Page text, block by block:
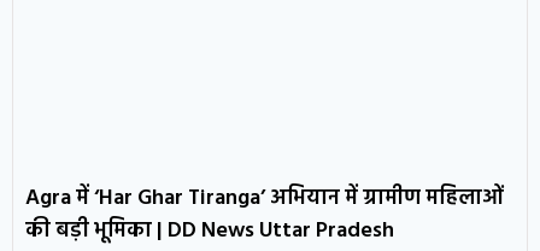
Agra में ‘Har Ghar Tiranga’ अभियान में ग्रामीण महिलाओं
की बड़ी भूमिका | DD News Uttar Pradesh